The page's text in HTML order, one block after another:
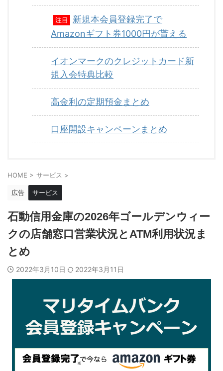
注目
新規本会員登録完了で
Amazonギフト券1000円が貰える
イオンマークのクレジットカード新
規入会特典比較
高金利の定期預金まとめ
口座開設キャンペーンまとめ
HOME > サービス >
広告 サービス
石動信用金庫の2026年ゴールデンウィー
クの店舗窓口営業状況とATM利用状況ま
とめ
2022年3月10日 2022年3月11日